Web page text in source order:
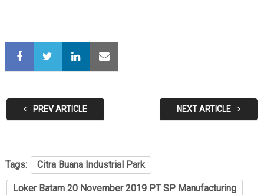
PREV ARTICLE NEXT ARTICLE
Tags: Citra Buana Industrial Park
Loker Batam 20 November 2019 PT SP Manufacturing